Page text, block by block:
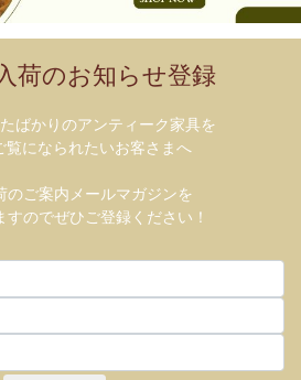
荷のお知らせ登録
ばかりのアンティーク家具を
覧になられたいお客さまへ
のご案内メールマガジンを
すのでぜひご登録ください！